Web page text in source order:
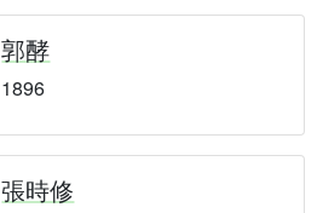
郭酵
1896
張時修